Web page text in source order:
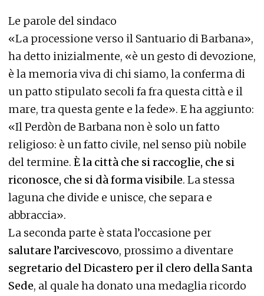
Le parole del sindaco
«La processione verso il Santuario di Barbana»,
ha detto inizialmente, «è un gesto di devozione,
è la memoria viva di chi siamo, la conferma di
un patto stipulato secoli fa fra questa città e il
mare, tra questa gente e la fede». E ha aggiunto:
«Il Perdòn de Barbana non è solo un fatto
religioso: è un fatto civile, nel senso più nobile
del termine. È la città che si raccoglie, che si
riconosce, che si dà forma visibile. La stessa
laguna che divide e unisce, che separa e
abbraccia».
La seconda parte è stata l’occasione per
salutare l’arcivescovo, prossimo a diventare
segretario del Dicastero per il clero della Santa
Sede, al quale ha donato una medaglia ricordo